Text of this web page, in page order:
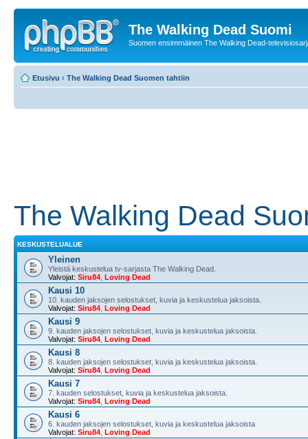
The Walking Dead Suomi
Suomen ensimmäinen The Walking Dead-
Etusivu ‹ The Walking Dead Suomen tahtiin
The Walking Dead
KESKUSTELUALUE
Yleinen
Yleistä keskustelua tv-sarjasta The Walking Dead.
Valvojat: Siru84 Loving Dead
Kausi 10
10. kauden jaksojen selostukset, kuvia ja keskustelua jaksoista.
Valvojat: Siru84 Loving Dead
Kausi 9
9. kauden jaksojen selostukset, kuvia ja keskustelua jaksoista.
Valvojat: Siru84 Loving Dead
Kausi 8
8. kauden jaksojen selostukset, kuvia ja keskustelua jaksoista.
Valvojat: Siru84 Loving Dead
Kausi 7
7. kauden selostukset, kuvia ja keskustelua jaksoista.
Valvojat: Siru84 Loving Dead
Kausi 6
6. kauden jaksojen selostukset, kuvia ja keskustelua jaksoista
Valvojat: Siru84 Loving Dead